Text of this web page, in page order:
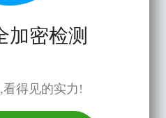
加密检测
看得见的实力!